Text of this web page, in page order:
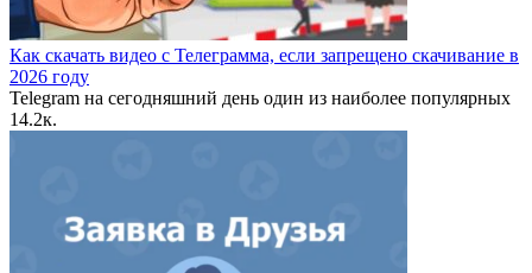
Как скачать видео с Телеграмма, если запрещено скачивание в
2026 году
Telegram на сегодняшний день один из наиболее популярных
14.2к.